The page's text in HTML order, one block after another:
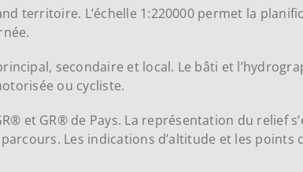
territoire. L’échelle 1:220000 permet la
secondaire et local. Le bâti et
ou cycliste.
et GR® de Pays. La représentation du relief
Les indications d’altitude et les points